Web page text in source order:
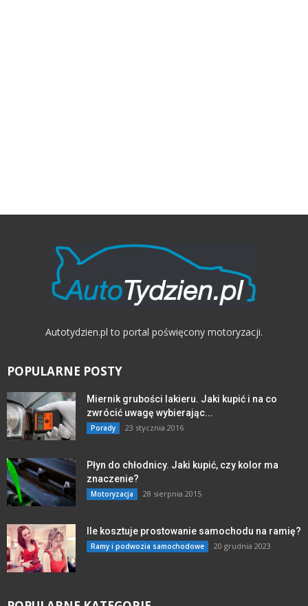
Autotydzien.pl to portal poświęcony motoryzacji.
POPULARNE POSTY
Miernik grubości lakieru. Jaki kupić i na co
zwrócić uwagę wybierając...
Porady 23 stycznia 2016
Płyn do chłodnicy. Jaki kupić, czy kolor ma
znaczenie?
Motoryzacja 28 sierpnia 2015
Ile kosztuje prostowanie samochodu na ramię?
Ramy i podwozia samochodowe 20 grudnia 2023